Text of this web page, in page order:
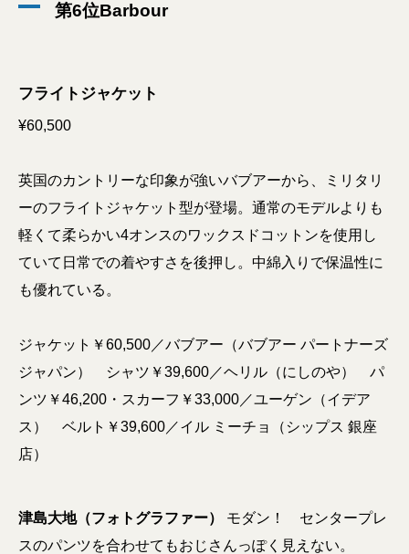
第6位Barbour
フライトジャケット
¥60,500
英国のカントリーな印象が強いバブアーから、ミリタリ
ーのフライトジャケット型が登場。通常のモデルよりも
軽くて柔らかい4オンスのワックスドコットンを使用し
ていて日常での着やすさを後押し。中綿入りで保温性に
も優れている。
ジャケット￥60,500／バブアー（バブアー パートナーズ
ジャパン） シャツ￥39,600／ヘリル（にしのや） パ
ンツ￥46,200・スカーフ￥33,000／ユーゲン（イデア
ス） ベルト￥39,600／イル ミーチョ（シップス 銀座
店）
津島大地（フォトグラファー）
モダン！ センタープレ
スのパンツを合わせてもおじさんっぽく見えない。